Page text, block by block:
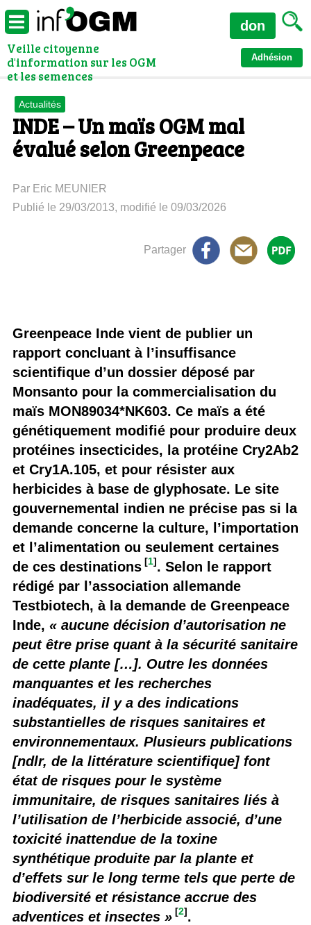
Veille citoyenne
d'information sur les OGM
et les semences
Adhésion
don
Actualités
INDE – Un maïs OGM mal
évalué selon Greenpeace
Par Eric MEUNIER
Publié le 29/03/2013, modifié le 09/03/2026
Partager
Greenpeace Inde vient de publier un
rapport concluant à l’insuffisance
scientifique d’un dossier déposé par
Monsanto pour la commercialisation du
maïs MON89034*NK603. Ce maïs a été
génétiquement modifié pour produire deux
protéines insecticides, la protéine Cry2Ab2
et Cry1A.105, et pour résister aux
herbicides à base de glyphosate. Le site
gouvernemental indien ne précise pas si la
demande concerne la culture, l’importation
et l’alimentation ou seulement certaines
de ces destinations [1]. Selon le rapport
rédigé par l’association allemande
Testbiotech, à la demande de Greenpeace
Inde, « aucune décision d’autorisation ne
peut être prise quant à la sécurité sanitaire
de cette plante […]. Outre les données
manquantes et les recherches
inadéquates, il y a des indications
substantielles de risques sanitaires et
environnementaux. Plusieurs publications
[ndlr, de la littérature scientifique] font
état de risques pour le système
immunitaire, de risques sanitaires liés à
l’utilisation de l’herbicide associé, d’une
toxicité inattendue de la toxine
synthétique produite par la plante et
d’effets sur le long terme tels que perte de
biodiversité et résistance accrue des
adventices et insectes » [2].